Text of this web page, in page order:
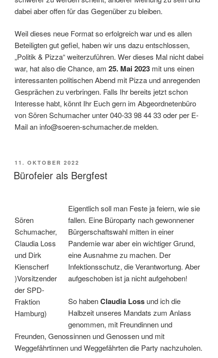
dabei aber offen für das Gegenüber zu bleiben.
Weil dieses neue Format so erfolgreich war und es allen
Beteiligten gut gefiel, haben wir uns dazu entschlossen,
„Politik & Pizza“ weiterzuführen. Wer dieses Mal nicht dabei
war, hat also die Chance, am 25. Mai 2023 mit uns einen
interessanten politischen Abend mit Pizza und anregenden
Gesprächen zu verbringen. Falls Ihr bereits jetzt schon
Interesse habt, könnt Ihr Euch gern im Abgeordnetenbüro
von Sören Schumacher unter 040-33 98 44 33 oder per E-
Mail an info@soeren-schumacher.de melden.
VERÖFFENTLICHT
AM
11. OKTOBER 2022
Bürofeier als Bergfest
Sören
Schumacher,
Claudia Loss
und Dirk
Kienscherf
)Vorsitzender
der SPD-
Fraktion
Hamburg)
Eigentlich soll man Feste ja feiern, wie sie
fallen. Eine Büroparty nach gewonnener
Bürgerschaftswahl mitten in einer
Pandemie war aber ein wichtiger Grund,
eine Ausnahme zu machen. Der
Infektionsschutz, die Verantwortung. Aber
aufgeschoben ist ja nicht aufgehoben!
So habenClaudia Lossund ich die
Halbzeit unseres Mandats zum Anlass
genommen, mit Freundinnen und
Freunden, Genossinnen und Genossen und mit
Weggefährtinnen und Weggefährten die Party nachzuholen.